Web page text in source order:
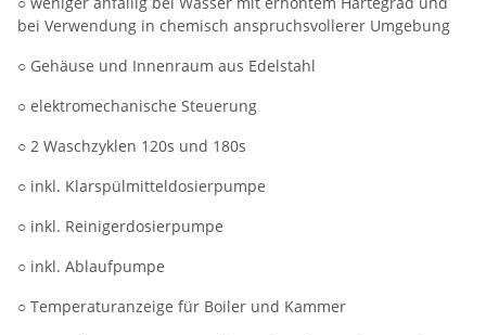
bei Verwendung in chemisch anspruchsvollerer Umgebung
○ Gehäuse und Innenraum aus Edelstahl
○ elektromechanische Steuerung
○ 2 Waschzyklen 120s und 180s
○ inkl. Klarspülmitteldosierpumpe
○ inkl. Reinigerdosierpumpe
○ inkl. Ablaufpumpe
○ Temperaturanzeige für Boiler und Kammer